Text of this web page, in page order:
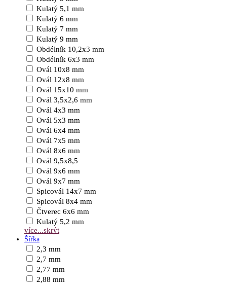
Kulatý 5,1 mm
Kulatý 6 mm
Kulatý 7 mm
Kulatý 9 mm
Obdélník 10,2x3 mm
Obdélník 6x3 mm
Ovál 10x8 mm
Ovál 12x8 mm
Ovál 15x10 mm
Ovál 3,5x2,6 mm
Ovál 4x3 mm
Ovál 5x3 mm
Ovál 6x4 mm
Ovál 7x5 mm
Ovál 8x6 mm
Ovál 9,5x8,5
Ovál 9x6 mm
Ovál 9x7 mm
Spicovál 14x7 mm
Spicovál 8x4 mm
Čtverec 6x6 mm
Kulatý 5,2 mm
více...skrýt
Šířka
2,3 mm
2,7 mm
2,77 mm
2,88 mm